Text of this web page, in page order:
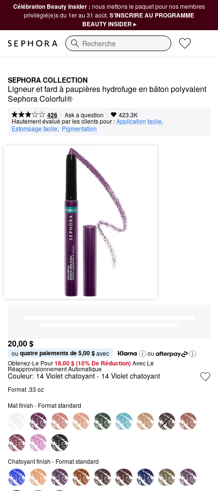
Célébration Beauty Insider : nous mettons le paquet pour nos membres
privilégié(e)s du 1er au 31 août. S’INSCRIRE AU PROGRAMME
BEAUTY INSIDER ▸
Recherche
SEPHORA COLLECTION
Ligneur et fard à paupières hydrofuge en bâton polyvalent
Sephora Colorful®
426 | Ask a question | 423.3K
Hautement évalué par les clients pour :Application facile,
Estompage facile, Pigmentation
20,00 $
ou quatre paiements de 5,00 $ avec
ou
Obtenez-Le Pour18,00 $ (10% De Réduction) Avec Le
Réapprovisionnement Automatique
Couleur: 14 Violet chatoyant - 14 Violet chatoyant
Format .33 oz
Mat finish - Format standard
Chatoyant finish - Format standard